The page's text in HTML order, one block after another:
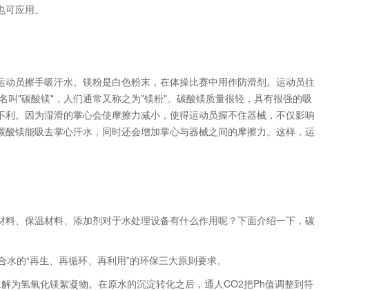
应用。
员擦手吸汗水。镁粉是白色粉末，在体操比赛中用作防滑剂。运动员往
"碳酸镁"，人们通常又称之为"镁粉"。碳酸镁质量很轻，具有很强的吸
。因为湿滑的掌心会使摩擦力减小，使得运动员握不住器械，不仅影响
镁能吸去掌心汗水，同时还会增加掌心与器械之间的摩擦力。这样，运
、保温材料、添加剂对于水处理设备有什么作用呢？下面介绍一下，碳
的“再生、再循环、再利用”的环保三大原则要求。
氢氧化镁絮凝物。在原水的沉淀转化之后，通人CO2把Ph值调整到符